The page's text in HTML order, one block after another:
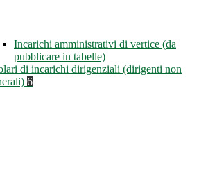
Incarichi amministrativi di vertice (da
pubblicare in tabelle)
di incarichi dirigenziali (dirigenti non
6